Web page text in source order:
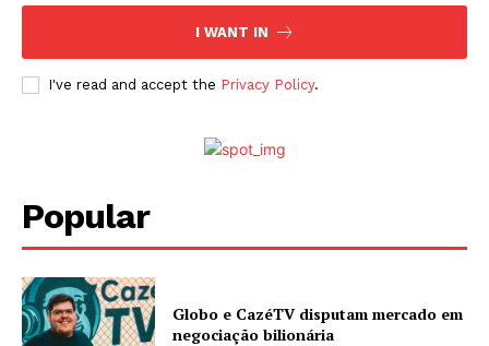
I WANT IN
I've read and accept the Privacy Policy.
Popular
Globo e CazéTV disputam mercado em
negociação bilionária